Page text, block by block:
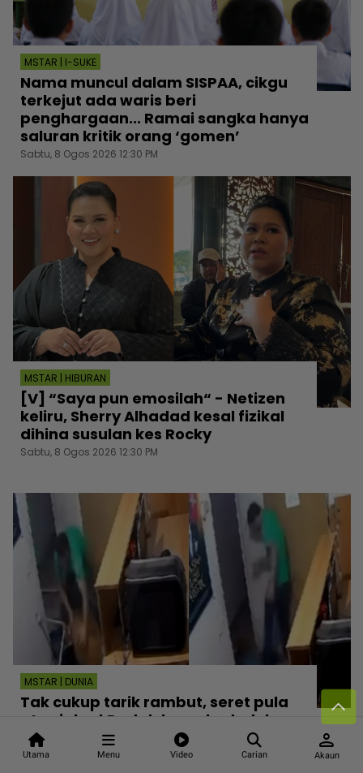
Utama Menu Video Carian
person
Akaun
MSTAR | I-SUKE
Nama muncul dalam SISPAA, cikgu
terkejut ada waris beri
penghargaan... Ramai sangka hanya
saluran kritik orang ‘gomen’
Sabtu, 8 Ogos 2026 12:30 PM
MSTAR | HIBURAN
[V] “Saya pun emosilah“ - Netizen
keliru, Sherry Alhadad kesal fizikal
dihina susulan kes Rocky
Sabtu, 8 Ogos 2026 12:30 PM
MSTAR | DUNIA
Tak cukup tarik rambut, seret pula
atas jalan! Padah bersekedudukan,
wanita didera lelaki baran serah
bukti CCTV